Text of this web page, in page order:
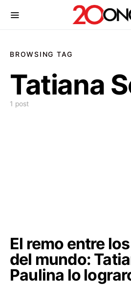
BROWSING TAG
Tatiana
1 post
El remo entre
del mundo:
Paulina lo